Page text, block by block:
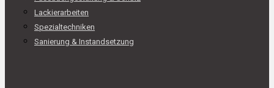
Lackierarbeiten
Spezialtechniken
Sanierung & Instandsetzung